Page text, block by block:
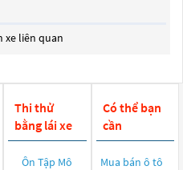
xe liên quan
Thi thử
bằng lái xe
Ôn Tập Mô
Có thể bạn
cần
Mua bán ô tô